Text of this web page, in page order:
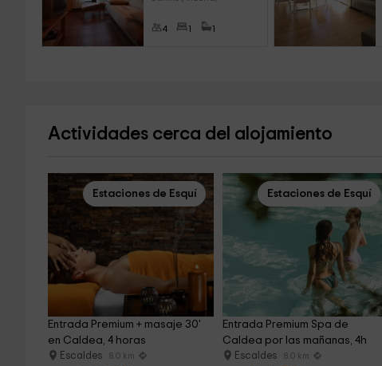
4 1 1
Actividades cerca del alojamiento
Estaciones de Esquí
Entrada Premium + masaje 30'
en Caldea, 4 horas
Escaldes 8.0 km
Estaciones de Esquí
Entrada Premium Spa de
Caldea por las mañanas, 4h
Escaldes 8.0 km